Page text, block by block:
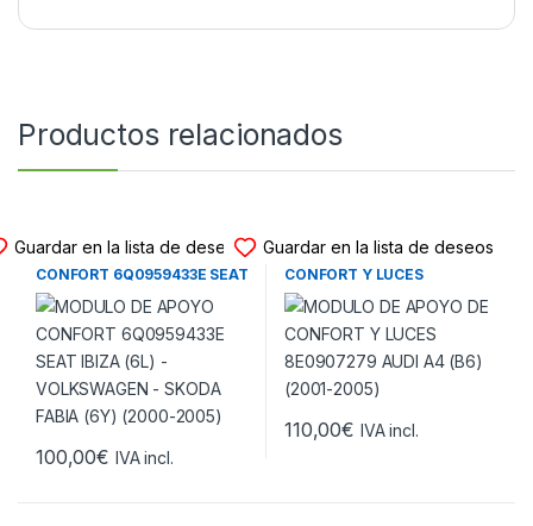
Productos relacionados
Guardar en la lista de deseos
MODULO DE APOYO
CONFORT 6Q0959433E SEAT
IBIZA (6L) – VOLKSWAGEN –
SKODA FABIA (6Y) (2000-
2005)
100,00€ IVA incl.
Guardar en la lista de deseos
MODULO DE APOYO DE
CONFORT Y LUCES
8E0907279 AUDI A4 (B6)
(2001-2005)
110,00€ IVA incl.